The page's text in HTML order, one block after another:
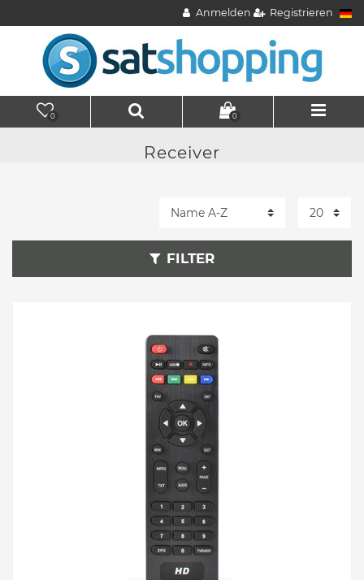
Anmelden Registrieren
0 0
Receiver
FILTER